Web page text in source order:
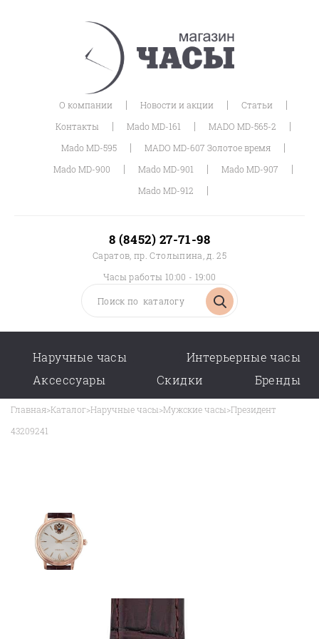
О компании | Новости и акции | Статьи |
Контакты | Mado MD-161 | MADO MD-565-2 |
Mado MD-595 | MADO MD-607 Золотое время |
Mado MD-900 | Mado MD-901 | Mado MD-907 |
Mado MD-912 |
8 (8452) 27-71-98
Саратов, пр. Столыпина, д. 25
Часы работы 10:00 - 19:00
Наручные часы
Интерьерные часы
Аксессуары
Скидки Бренды
Главная>Каталог>Наручные часы>Мужские часы>Президент
43209241